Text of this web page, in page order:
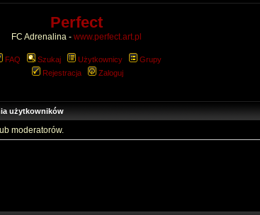
Perfect
FC Adrenalina - www.perfect.art.pl
FAQ Szukaj Użytkownicy
Grupy
Rejestracja
Zaloguj
użytkowników
moderatorów.